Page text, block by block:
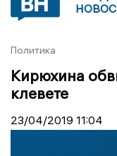
Политика
Кирюхина
клевете
23/04/2019 11:04